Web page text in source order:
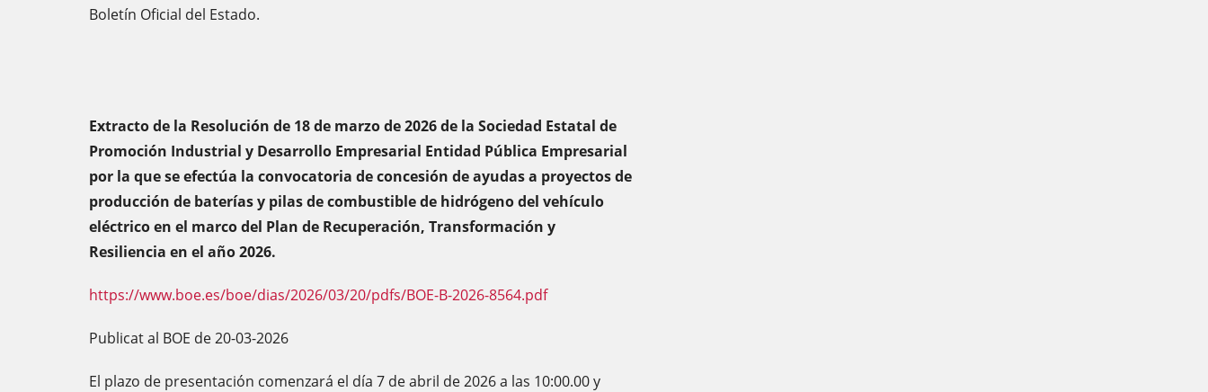
Boletín Oficial del Estado.
Extracto de la Resolución de 18 de marzo de 2026 de la Sociedad Estatal de
Promoción Industrial y Desarrollo Empresarial Entidad Pública Empresarial
por la que se efectúa la convocatoria de concesión de ayudas a proyectos de
producción de baterías y pilas de combustible de hidrógeno del vehículo
eléctrico en el marco del Plan de Recuperación, Transformación y
Resiliencia en el año 2026.
https://www.boe.es/boe/dias/2026/03/20/pdfs/BOE-B-2026-8564.pdf
Publicat al BOE de 20-03-2026
El plazo de presentación comenzará el día 7 de abril de 2026 a las 10:00.00 y